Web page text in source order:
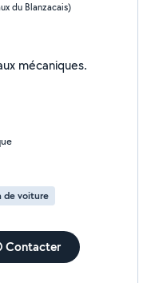
du Blanzacais)
mécaniques.
de voiture
Contacter